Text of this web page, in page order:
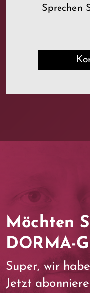
Sprechen
Möchten
DORMA-
Super, wir
Jetzt